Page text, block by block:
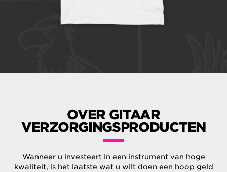
OVER GITAAR
VERZORGINGSPRODUCTEN
Wanneer u investeert in een instrument van hoge
kwaliteit, is het laatste wat u wilt doen een hoop geld